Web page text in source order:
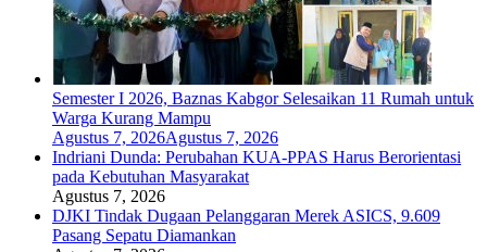
Semester I 2026, Baznas Kabgor Selesaikan 11 Rumah untuk
Warga Kurang Mampu
Agustus 7, 2026Agustus 7, 2026
Indriani Dunda: Perubahan KUA-PPAS Harus Berorientasi
pada Kebutuhan Masyarakat
Agustus 7, 2026
DJKI Tindak Dugaan Pelanggaran Merek ASICS, 9.609
Pasang Sepatu Diamankan